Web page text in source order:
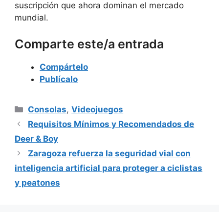
suscripción que ahora dominan el mercado
mundial.
Comparte este/a entrada
Compártelo
Publícalo
Categorías
Consolas,Videojuegos
Requisitos Mínimos y Recomendados de
Deer & Boy
Zaragoza refuerza la seguridad vial con
inteligencia artificial para proteger a ciclistas
y peatones